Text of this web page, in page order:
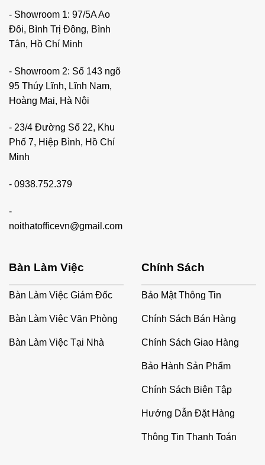
- Showroom 1: 97/5A Ao
Đôi, Bình Trị Đông, Bình
Tân, Hồ Chí Minh
- Showroom 2: Số 143 ngõ
95 Thúy Lĩnh, Lĩnh Nam,
Hoàng Mai, Hà Nội
- 23/4 Đường Số 22, Khu
Phố 7, Hiệp Bình, Hồ Chí
Minh
- 0938.752.379
-
noithatofficevn@gmail.com
Bàn Làm Việc
Bàn Làm Việc Giám Đốc
Bàn Làm Việc Văn Phòng
Bàn Làm Việc Tại Nhà
Chính Sách
Bảo Mật Thông Tin
Chính Sách Bán Hàng
Chính Sách Giao Hàng
Bảo Hành Sản Phẩm
Chính Sách Biên Tập
Hướng Dẫn Đặt Hàng
Thông Tin Thanh Toán